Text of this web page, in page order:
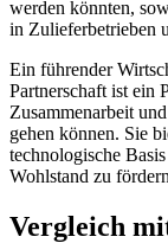
werden könnten,
in Zulieferbetrieben
Ein führender
Partnerschaft ist ein
Zusammenarbeit
gehen können. Sie
technologische
Wohlstand zu
Vergleich